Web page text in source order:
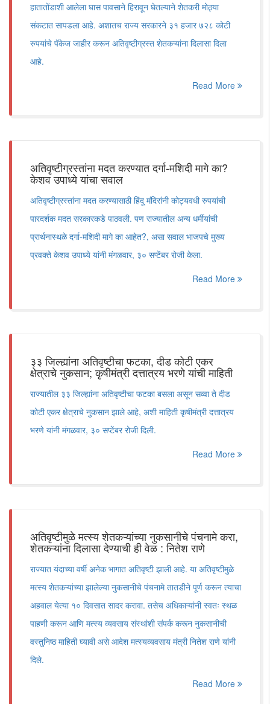
हातातोंडाशी आलेला घास पावसाने हिरावून घेतल्याने शेतकरी मोठ्या
संकटात सापडला आहे. अशातच राज्य सरकारने ३१ हजार ७२८ कोटी
रुपयांचे पॅकेज जाहीर करून अतिवृष्टीग्रस्त शेतकऱ्यांना दिलासा दिला
आहे.
Read More
अतिवृष्टीग्रस्तांना मदत करण्यात दर्गा-मशिदी मागे का?
केशव उपाध्ये यांचा सवाल
अतिवृष्टीग्रस्तांना मदत करण्यासाठी हिंदू मंदिरांनी कोट्यवधी रुपयांची
पारदर्शक मदत सरकारकडे पाठवली. पण राज्यातील अन्य धर्मीयांची
प्रार्थनास्थळे दर्गा-मशिदी मागे का आहेत?, असा सवाल भाजपचे मुख्य
प्रवक्ते केशव उपाध्ये यांनी मंगळवार, ३० सप्टेंबर रोजी केला.
Read More
३३ जिल्ह्यांना अतिवृष्टीचा फटका, दीड कोटी एकर
क्षेत्राचे नुकसान; कृषीमंत्री दत्तात्रय भरणे यांची माहिती
राज्यातील ३३ जिल्ह्यांना अतिवृष्टीचा फटका बसला असून सव्वा ते दीड
कोटी एकर क्षेत्राचे नुकसान झाले आहे, अशी माहिती कृषीमंत्री दत्तात्रय
भरणे यांनी मंगळवार, ३० सप्टेंबर रोजी दिली.
Read More
अतिवृष्टीमुळे मत्स्य शेतकऱ्यांच्या नुकसानीचे पंचनामे करा,
शेतकऱ्यांना दिलासा देण्याची ही वेळ : नितेश राणे
राज्यात यंदाच्या वर्षी अनेक भागात अतिवृष्टी झाली आहे. या अतिवृष्टीमुळे
मत्स्य शेतकऱ्यांच्या झालेल्या नुकसानीचे पंचनामे तातडीने पूर्ण करून त्याचा
अहवाल येत्या १० दिवसात सादर करावा. तसेच अधिकाऱ्यांनी स्वतः स्थळ
पाहणी करून आणि मत्स्य व्यवसाय संस्थांशी संपर्क करून नुकसानीची
वस्तुनिष्ठ माहिती घ्यावी असे आदेश मत्स्यव्यवसाय मंत्री नितेश राणे यांनी
दिले.
Read More